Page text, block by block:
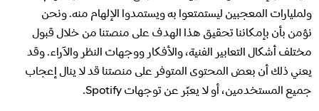
نهجنا في التعامل مع التطرف العنيف
فهم الاقتراحات
ولمليارات المعجبين ليستمتعوا به ويستمدوا الإلهام منه. ونحن
نؤمن بأن بإمكاننا تحقيق هذا الهدف على منصتنا من خلال قبول
مختلف أشكال التعابير الفنية، والأفكار ووجهات النظر والآراء. وقد
يعني ذلك أن بعض المحتوى المتوفر على منصتنا قد لا ينال إعجاب
جميع المستخدمين، أو لا يعبّر عن توجهات Spotify.